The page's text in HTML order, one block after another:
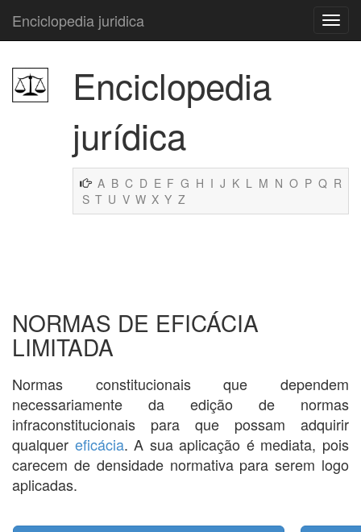
Enciclopedia juridica
Enciclopedia
jurídica
A B C D E F G H I J K L M N O P Q R
S T U V W X Y Z
NORMAS DE EFICÁCIA
LIMITADA
Normas constitucionais que dependem
necessariamente da edição de normas
infraconstitucionais para que possam adquirir
qualquer eficácia. A sua aplicação é mediata, pois
carecem de densidade normativa para serem logo
aplicadas.